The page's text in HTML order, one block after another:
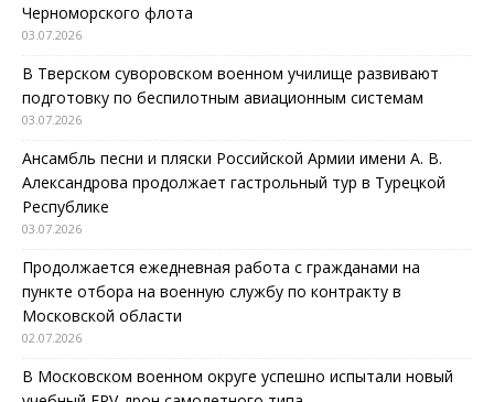
Черноморского флота
03.07.2026
В Тверском суворовском военном училище развивают
подготовку по беспилотным авиационным системам
03.07.2026
Ансамбль песни и пляски Российской Армии имени А. В.
Александрова продолжает гастрольный тур в Турецкой
Республике
03.07.2026
Продолжается ежедневная работа с гражданами на
пункте отбора на военную службу по контракту в
Московской области
02.07.2026
В Московском военном округе успешно испытали новый